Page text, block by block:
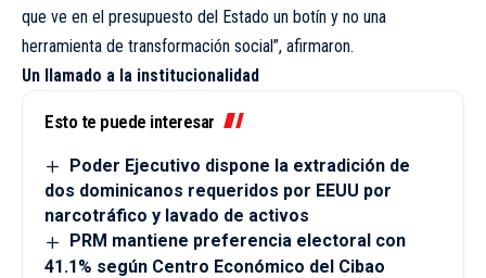
que ve en el presupuesto del Estado un botín y no una
herramienta de transformación social”, afirmaron.
Un llamado a la institucionalidad
Esto te puede interesar
Poder Ejecutivo dispone la extradición de
dos dominicanos requeridos por EEUU por
narcotráfico y lavado de activos
PRM mantiene preferencia electoral con
41.1% según Centro Económico del Cibao